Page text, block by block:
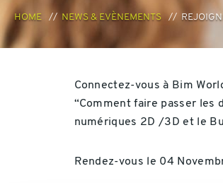
HOME NEWS & EVÈNEMENTS
Connectez-vous à Bim
“Comment faire passer les
numériques 2D /3D et le
Rendez-vous le 04